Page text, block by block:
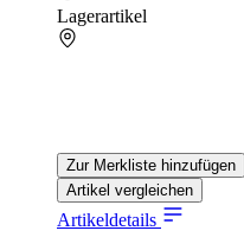
Lagerartikel
Zur Merkliste hinzufügen
Artikel vergleichen
Artikeldetails